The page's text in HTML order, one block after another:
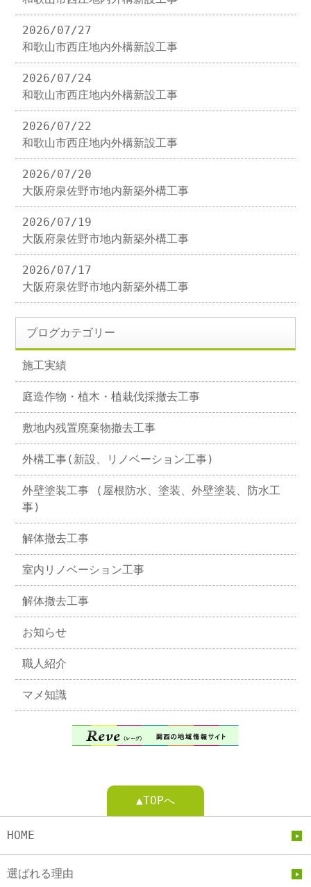
2026/07/27
和歌山市西庄地内外構新設工事
2026/07/24
和歌山市西庄地内外構新設工事
2026/07/22
和歌山市西庄地内外構新設工事
2026/07/20
大阪府泉佐野市地内新築外構工事
2026/07/19
大阪府泉佐野市地内新築外構工事
2026/07/17
大阪府泉佐野市地内新築外構工事
ブログカテゴリー
施工実績
庭造作物・植木・植栽伐採撤去工事
敷地内残置廃棄物撤去工事
外構工事(新設、リノベーション工事)
外壁塗装工事 (屋根防水、塗装、外壁塗装、防水工
事)
解体撤去工事
室内リノベーション工事
解体撤去工事
お知らせ
職人紹介
マメ知識
▲TOPへ
HOME
選ばれる理由